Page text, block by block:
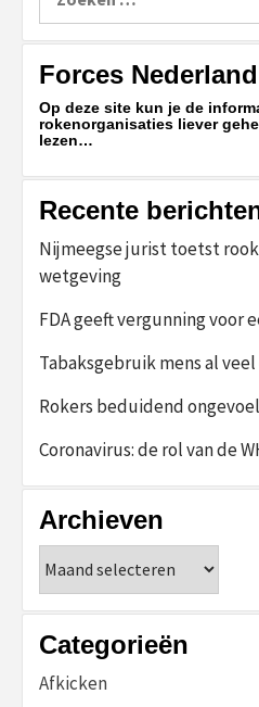
naar:
Forces Nederland
Op deze site kun je de
rokenorganisaties liever
lezen…
Recente
Nijmeegse jurist toetst
wetgeving
FDA geeft vergunning voor
Tabaksgebruik mens al
Rokers beduidend
Coronavirus: de rol van de
Archieven
Categorieën
Afkicken